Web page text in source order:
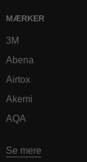
MÆRKER
3M
Abena
Airtox
Akemi
AQA
Se mere